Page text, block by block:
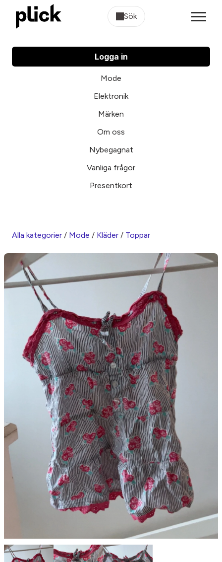
Sök
Logga in
Mode
Elektronik
Märken
Om oss
Nybegagnat
Vanliga frågor
Presentkort
Alla kategorier / Mode / Kläder / Toppar